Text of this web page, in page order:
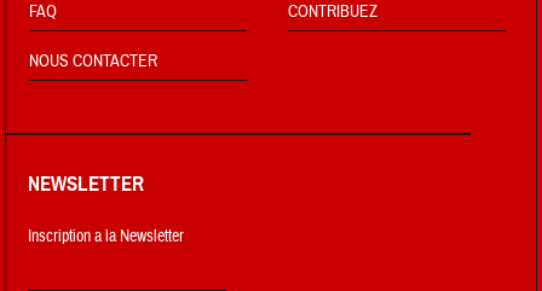
FAQ CONTRIBUEZ
NOUS CONTACTER
NEWSLETTER
Inscription a la Newsletter